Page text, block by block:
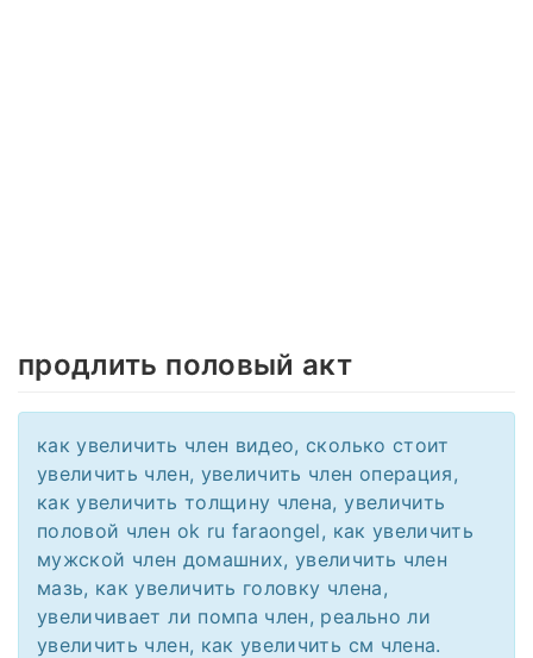
продлить половый акт
как увеличить член видео, сколько стоит
увеличить член, увеличить член операция,
как увеличить толщину члена, увеличить
половой член ok ru faraongel, как увеличить
мужской член домашних, увеличить член
мазь, как увеличить головку члена,
увеличивает ли помпа член, реально ли
увеличить член, как увеличить см члена.